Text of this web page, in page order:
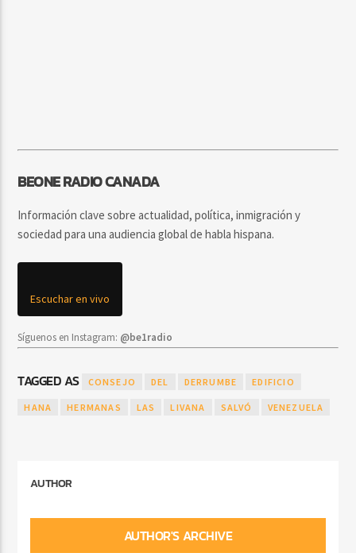
BEONE RADIO CANADA
Información clave sobre actualidad, política, inmigración y
sociedad para una audiencia global de habla hispana.
Escuchar en vivo
Síguenos en Instagram: @be1radio
TAGGED AS CONSEJO DEL DERRUMBE EDIFICIO
HANA HERMANAS LAS LIVANA SALVÓ VENEZUELA
AUTHOR
AUTHOR'S ARCHIVE